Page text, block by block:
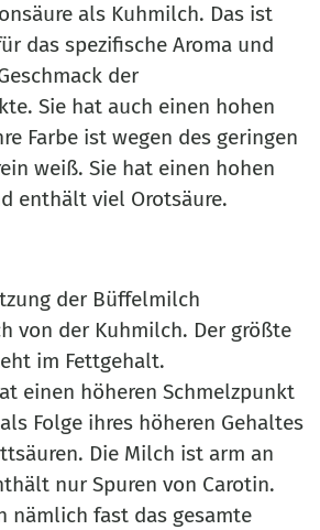
als Kuhmilch. Das ist
das spezifische Aroma und
der
Sie hat auch einen hohen
Farbe ist wegen des geringen
weiß. Sie hat einen hohen
enthält viel Orotsäure.
der Büffelmilch
von der Kuhmilch. Der größte
im Fettgehalt.
einen höheren Schmelzpunkt
Folge ihres höheren Gehaltes
Die Milch ist arm an
nur Spuren von Carotin.
nämlich fast das gesamte